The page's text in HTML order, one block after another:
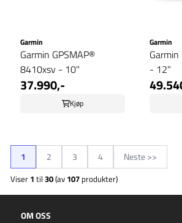
Garmin
Garmin GPSMAP®
8410xsv - 10"
37.990,-
Kjøp
Garmin
- 12"
1 2 3 4 Neste >>
Viser 1 til 30(av 107produkter)
OM OSS